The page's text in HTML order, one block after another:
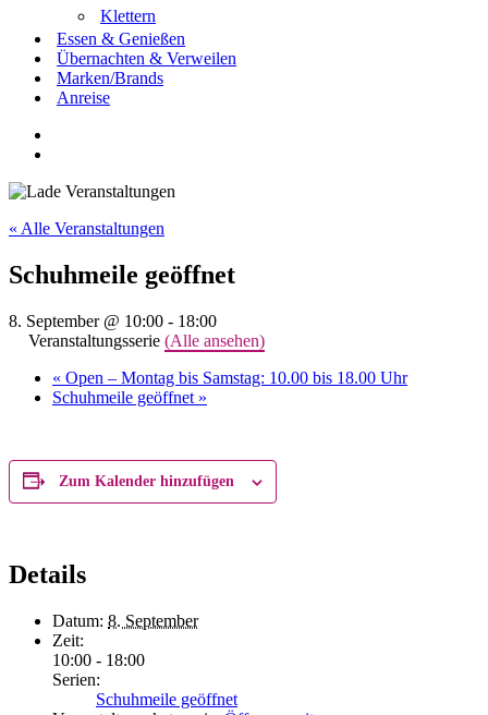
Klettern
Essen & Genießen
Übernachten & Verweilen
Marken/Brands
Anreise
« Alle Veranstaltungen
Schuhmeile geöffnet
8. September @ 10:00 - 18:00
Veranstaltungsserie (Alle ansehen)
« Open – Montag bis Samstag: 10.00 bis 18.00 Uhr
Schuhmeile geöffnet »
Zum Kalender hinzufügen
Details
Datum: 8. September
Zeit:
10:00 - 18:00
Serien:
Schuhmeile geöffnet